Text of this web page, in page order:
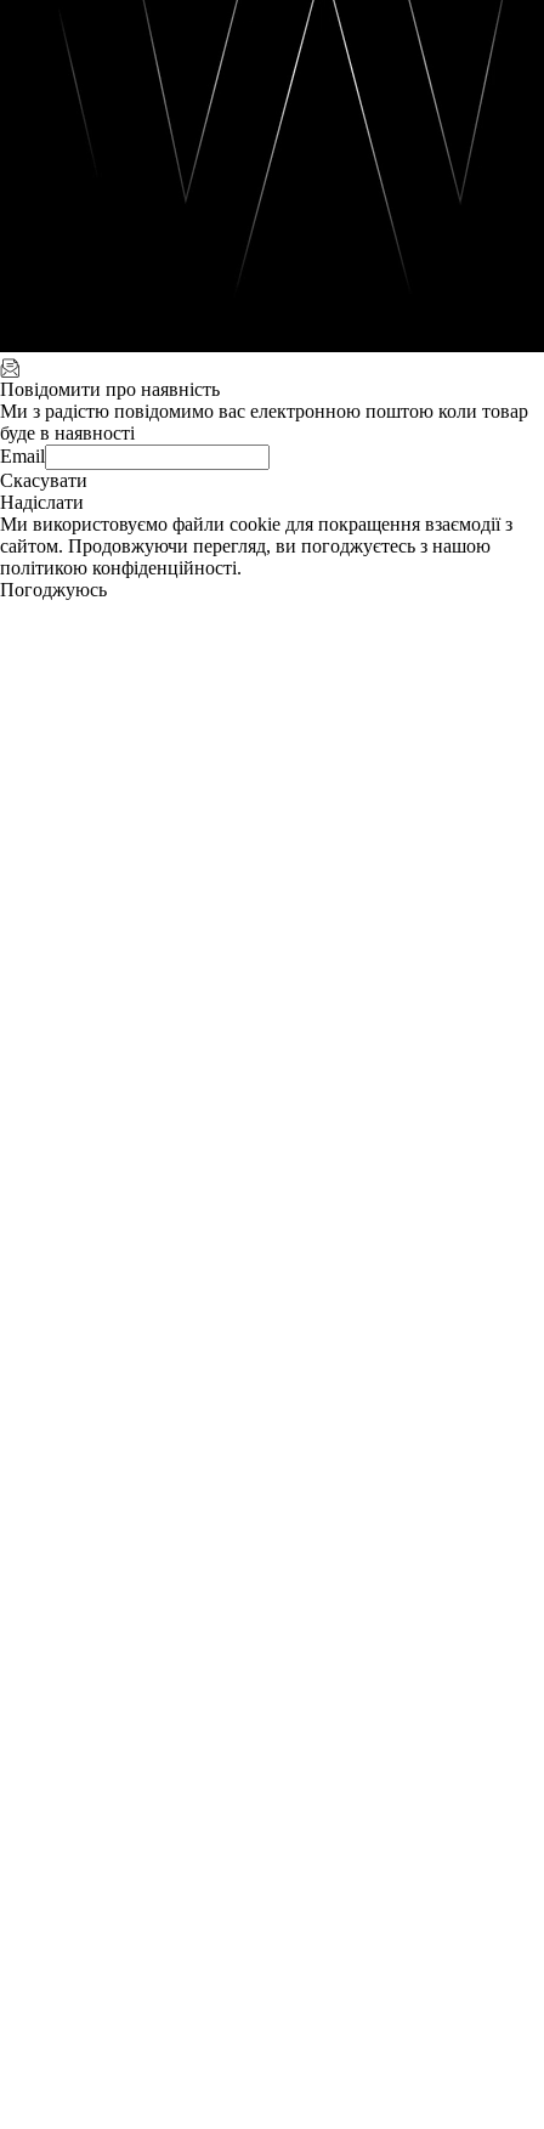
Повідомити про наявність
Ми з радістю повідомимо вас електронною поштою коли товар
буде в наявності
Email
Скасувати
Надіслати
Ми використовуємо файли cookie для покращення взаємодії з
сайтом. Продовжуючи перегляд, ви погоджуєтесь з нашою
політикою конфіденційності.
Погоджуюсь